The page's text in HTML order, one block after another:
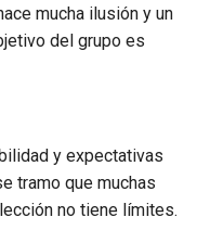
mucha ilusión y un
del grupo es
y expectativas
tramo que muchas
no tiene límites.